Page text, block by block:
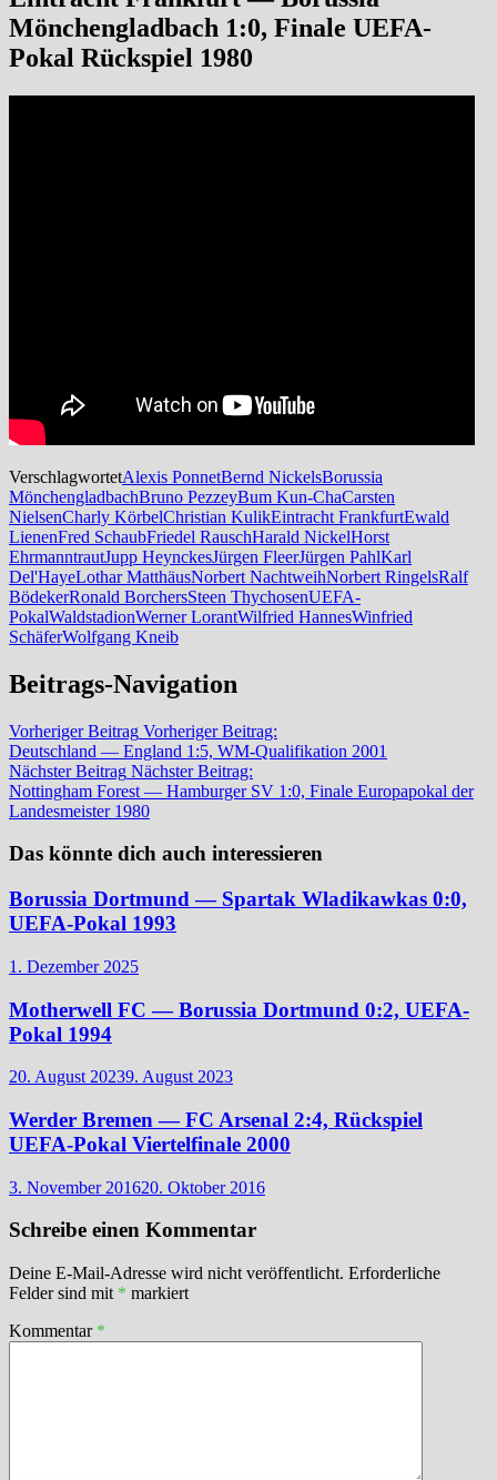
Mönchengladbach 1:0, Finale UEFA-
Pokal Rückspiel 1980
VerschlagwortetAlexis PonnetBernd NickelsBorussia
MönchengladbachBruno PezzeyBum Kun-ChaCarsten
NielsenCharly KörbelChristian KulikEintracht FrankfurtEwald
LienenFred SchaubFriedel RauschHarald NickelHorst
EhrmanntrautJupp HeynckesJürgen FleerJürgen PahlKarl
Del'HayeLothar MatthäusNorbert NachtweihNorbert RingelsRalf
BödekerRonald BorchersSteen ThychosenUEFA-
PokalWaldstadionWerner LorantWilfried HannesWinfried
SchäferWolfgang Kneib
Beitrags-Navigation
Vorheriger Beitrag Vorheriger Beitrag:
Deutschland — England 1:5, WM-Qualifikation 2001
Nächster Beitrag Nächster Beitrag:
Nottingham Forest — Hamburger SV 1:0, Finale Europapokal der
Landesmeister 1980
Das könnte dich auch interessieren
Borussia Dortmund — Spartak Wladikawkas 0:0,
UEFA-Pokal 1993
1. Dezember 2025
Motherwell FC — Borussia Dortmund 0:2, UEFA-
Pokal 1994
20. August 20239. August 2023
Werder Bremen — FC Arsenal 2:4, Rückspiel
UEFA-Pokal Viertelfinale 2000
3. November 201620. Oktober 2016
Schreibe einen Kommentar
Deine E-Mail-Adresse wird nicht veröffentlicht. Erforderliche
Felder sind mit * markiert
Kommentar *